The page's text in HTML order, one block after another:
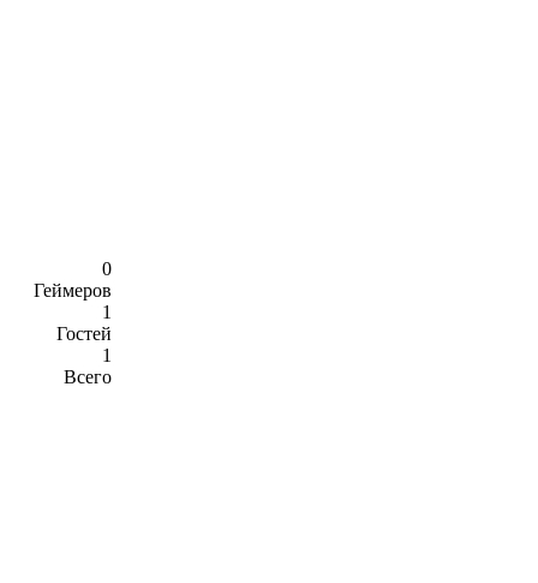
0
Геймеров
1
Гостей
1
Всего